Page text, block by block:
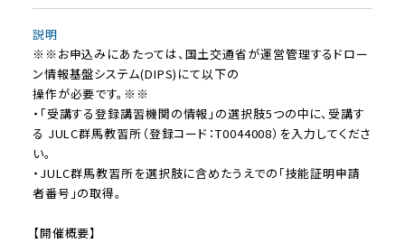
説明
※※お申込みにあたっては、国土交通省が運営管理するドロー
ン情報基盤システム(DIPS)にて以下の
操作が必要です。※※
・「受講する登録講習機関の情報」の選択肢5つの中に、受講す
る JULC群馬教習所（登録コード：T0044008）を入力してくださ
い。
・JULC群馬教習所を選択肢に含めたうえでの「技能証明申請
者番号」の取得。
【開催概要】